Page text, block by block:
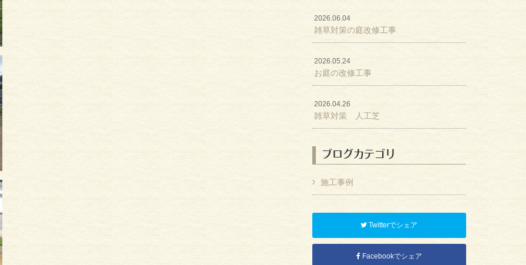
2026.06.04
雑草対策の庭改修工事
2026.05.24
お庭の改修工事
2026.04.26
雑草対策 人工芝
ブログカテゴリ
施工事例
Twitterでシェア
Facebookでシェア